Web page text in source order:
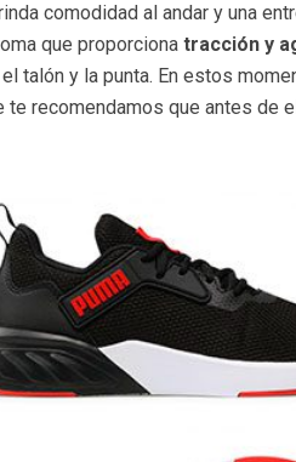
comodidad al andar y una
que proporciona tracción y
talón y la punta. En estos
recomendamos que antes de